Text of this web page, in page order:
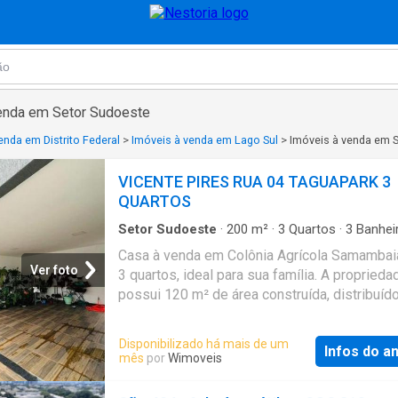
em Setor Sudoeste
em Distrito Federal > Imóveis à venda em Lago Sul > Imóveis à venda em
Ver foto
VICENTE PIRES RUA 04 TAGUAPARK 3
QUARTOS
Setor Sudoeste · 200 m² · 3 Quartos · 3
Área verde·Cozinha equipada·Quintal·Alarme
Casa à venda em Colônia Agrícola
3 quartos, ideal para sua família. A
possui 120 m² de área construída,
Área de serviço funcional e quintal
Possui 3 vagas de garagem. O imóvel conta
jardim e permite animais de estimação. Para
Disponibilizado há mais de um
mês porWimoveis Infos do